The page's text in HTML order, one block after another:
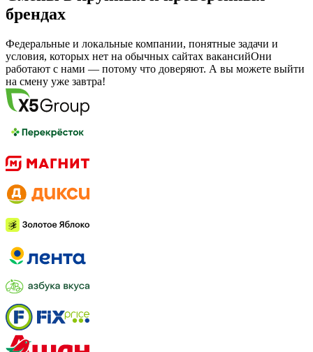
брендах
Федеральные и локальные компании, понятные задачи и
условия, которых нет на обычных сайтах вакансийОни
работают с нами — потому что доверяют. А вы можете выйти
на смену уже завтра!